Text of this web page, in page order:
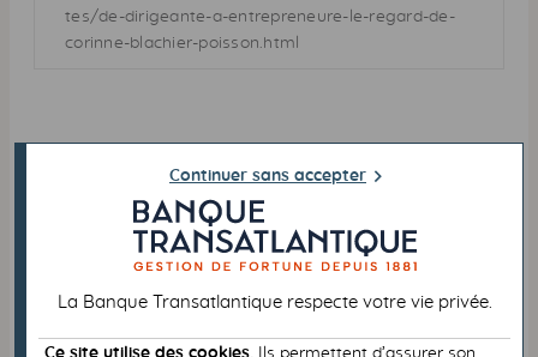
tes/de-dirigeante-a-entrepreneure-le-regard-de-
corinne-blachier-poisson.html
De la part de
Messagefacultatif
Continuer sans accepter
La Banque Transatlantique respecte votre vie privée.
Ce site utilise des cookies.
Ils permettent d’assurer son